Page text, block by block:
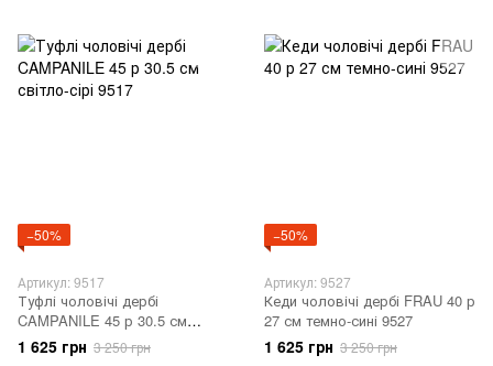
−50%
Артикул: 9517
Туфлі чоловічі дербі
CAMPANILE 45 р 30.5 см
світло-сірі 9517
1 625 грн 3 250 грн
−50%
Артикул: 9527
Кеди чоловічі дербі FRAU 40 р
27 см темно-сині 9527
1 625 грн 3 250 грн